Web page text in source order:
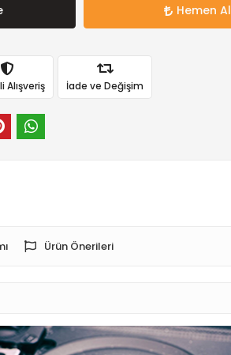
Hemen Al
Alışveriş İade ve Değişim
Ürün Önerileri